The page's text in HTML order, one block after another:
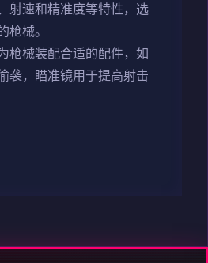
射速和精准度等特性，选
枪械。
枪械装配合适的配件，如
袭，瞄准镜用于提高射击